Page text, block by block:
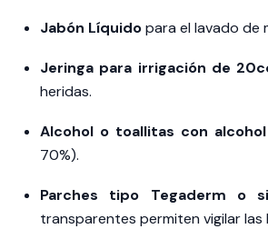
Jabón Líquidopara el lavado de
Jeringa para irrigación de
heridas.
Alcohol o toallitas con alcohol
70%).
Parches tipo Tegaderm o
transparentes permiten vigilar las